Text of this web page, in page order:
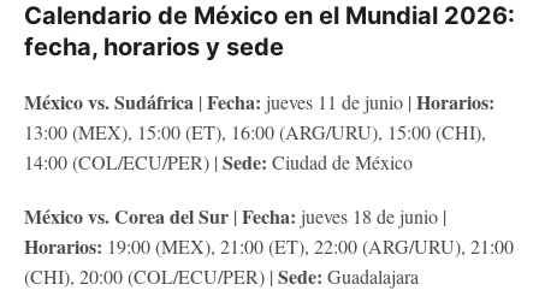
Calendario de México en el Mundial 2026:
fecha, horarios y sede
México vs. Sudáfrica | Fecha: jueves 11 de junio | Horarios:
13:00 (MEX), 15:00 (ET), 16:00 (ARG/URU), 15:00 (CHI),
14:00 (COL/ECU/PER) | Sede: Ciudad de México
México vs. Corea del Sur | Fecha: jueves 18 de junio |
Horarios: 19:00 (MEX), 21:00 (ET), 22:00 (ARG/URU), 21:00
(CHI), 20:00 (COL/ECU/PER) | Sede: Guadalajara